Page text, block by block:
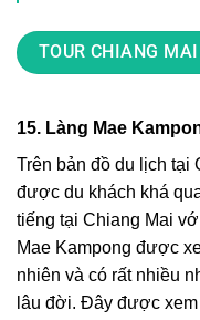
TOUR CHIANG
15. Làng Mae
Trên bản đồ du lịch tại
được du khách khá
tiếng tại Chiang Mai
Mae Kampong được
nhiên và có rất nhiều
lâu đời. Đây được